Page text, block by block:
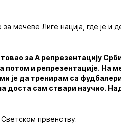
мечеве Лиге нација, где је и
за А репрезентацију
и репрезентације. На
је да тренирам са
доста сам ствари научио.
првенству.